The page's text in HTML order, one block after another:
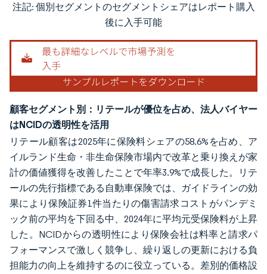
画像 © Mordor Intelligence。再利用にはCC BY 4.0の表示が必要です。
注記: 個別セグメントのセグメントシェアはレポート購入
後に入手可能
顧客セグメント別：リテールが優位を占め、法人バイヤー
はNCIDの透明性を活用
リテール顧客は2025年に保険料シェアの58.6%を占め、ア
イルランド生命・非生命保険市場内で改革と乗り換えが家
計の価値獲得を改善したことで年率3.9%で成長した。リテ
ールの先行指標である自動車保険では、ガイドラインの効
果により保険証券1件当たりの傷害請求コストがパンデミ
ック前の平均を下回る中、2024年に平均元受保険料が上昇
した。NCIDからの透明性により保険会社は料率と請求パ
フォーマンスで激しく競争し、繰り返しの更新における負
担能力の向上を維持するのに役立っている。差別的価格設